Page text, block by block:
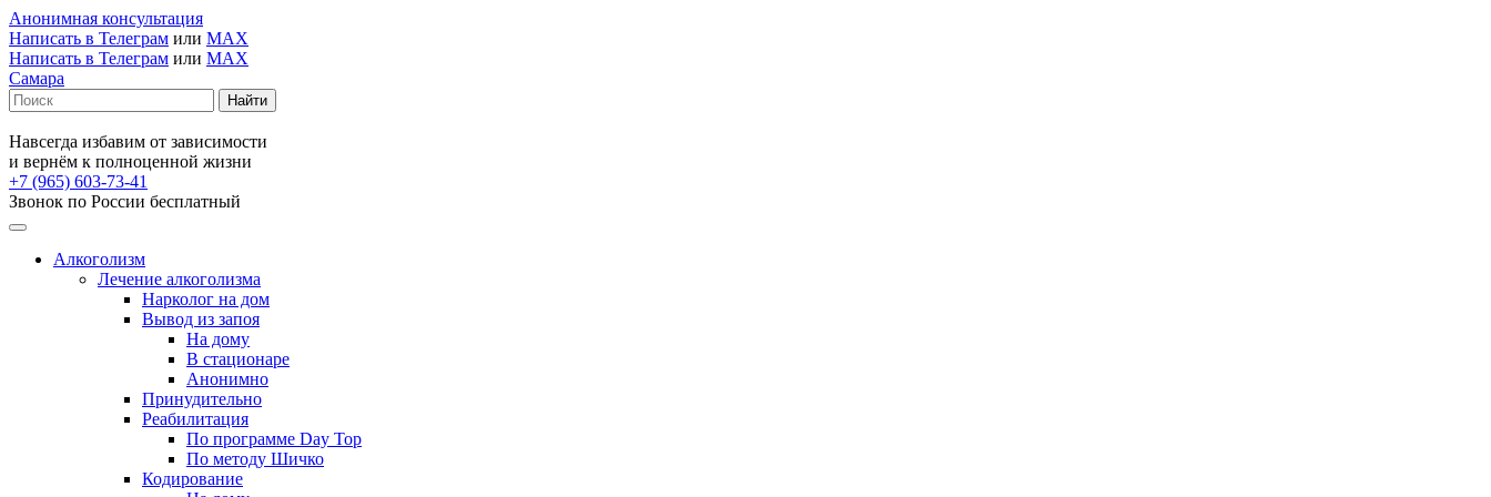
Анонимная консультация
Написать в Телеграм или MAX
Написать в Телеграм или MAX
Самара
Навсегда избавим от зависимости
и вернём к полноценной жизни
+7 (965) 603-73-41
Звонок по России бесплатный
Алкоголизм
Лечение алкоголизма
Нарколог на дом
Вывод из запоя
На дому
В стационаре
Анонимно
Принудительно
Реабилитация
По программе Day Top
По методу Шичко
Кодирование